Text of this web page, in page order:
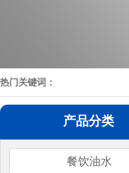
热门关键词：
产品分类
餐饮油水